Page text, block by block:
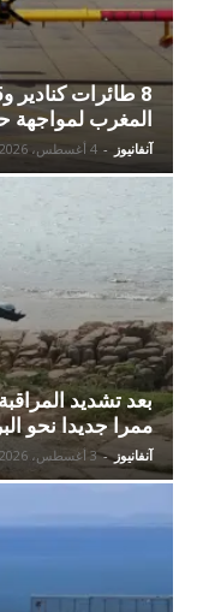
المغرب لمواجهة
آنفانيوز - 4 أغسطس، 2026
بعد تشديد
ممرا جديدا نحو
آنفانيوز - 3 أغسطس، 2026